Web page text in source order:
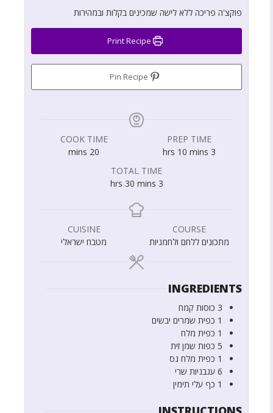
פוקצ'ה פריכה ללא לישה שמכינים בקלות ובמהירות
PREP TIME
3
hrs 10 mins
COOK TIME
20
mins
TOTAL TIME
3
hrs 30 mins
COURSE
מתכונים ללחם ולחמניות
CUISINE
מטבח ישראלי
INGREDIENTS
3 כוסות קמח
1 כפית שמרים יבשים
1 כפית מלח
5 כפות שמן זית
1 כפית מלח גס
6 עגבניות שרי
1 כף עלי תימין